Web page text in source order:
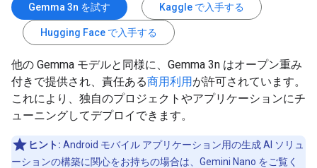
Gemma 3n を試す Kaggle で入手する
Hugging Face で入手する
他の Gemma モデルと同様に、Gemma 3n はオープン重み
付きで提供され、責任ある商用利用が許可されています。
これにより、独自のプロジェクトやアプリケーションにチ
ューニングしてデプロイできます。
ヒント: Android モバイル アプリケーション用の生成 AI ソリュ
ーションの構築に関心をお持ちの場合は、Gemini Nano をご覧く